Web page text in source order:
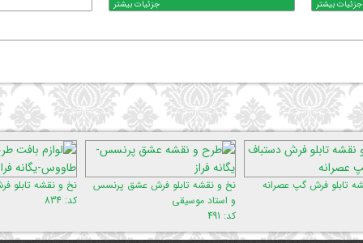
جزئیات بیشتر جزئیات بیشتر
نخ و نقشه تابلو فرش عشق پرنسس
نخ و نقشه تابلو فرش شکوه طاووس
کد: 834
نخ